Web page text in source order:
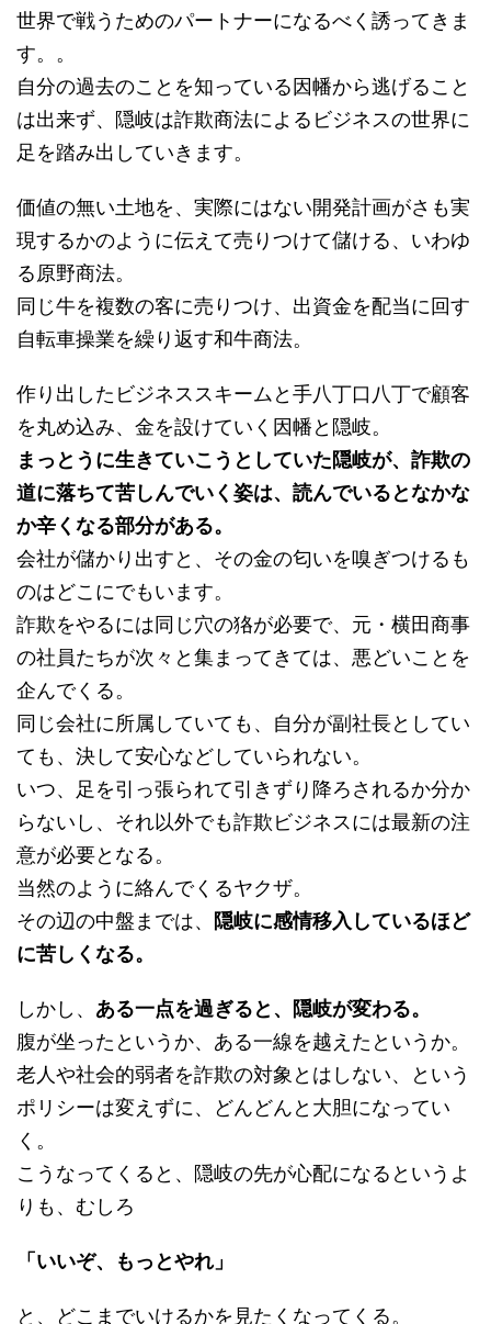
世界で戦うためのパートナーになるべく誘ってきま
す。。
自分の過去のことを知っている因幡から逃げること
は出来ず、隠岐は詐欺商法によるビジネスの世界に
足を踏み出していきます。
価値の無い土地を、実際にはない開発計画がさも実
現するかのように伝えて売りつけて儲ける、いわゆ
る原野商法。
同じ牛を複数の客に売りつけ、出資金を配当に回す
自転車操業を繰り返す和牛商法。
作り出したビジネススキームと手八丁口八丁で顧客
を丸め込み、金を設けていく因幡と隠岐。
まっとうに生きていこうとしていた隠岐が、詐欺の
道に落ちて苦しんでいく姿は、読んでいるとなかな
か辛くなる部分がある。
会社が儲かり出すと、その金の匂いを嗅ぎつけるも
のはどこにでもいます。
詐欺をやるには同じ穴の狢が必要で、元・横田商事
の社員たちが次々と集まってきては、悪どいことを
企んでくる。
同じ会社に所属していても、自分が副社長としてい
ても、決して安心などしていられない。
いつ、足を引っ張られて引きずり降ろされるか分か
らないし、それ以外でも詐欺ビジネスには最新の注
意が必要となる。
当然のように絡んでくるヤクザ。
その辺の中盤までは、 隠岐に感情移入しているほど
に苦しくなる。
しかし、 ある一点を過ぎると、隠岐が変わる。
腹が坐ったというか、ある一線を越えたというか。
老人や社会的弱者を詐欺の対象とはしない、という
ポリシーは変えずに、どんどんと大胆になってい
く。
こうなってくると、隠岐の先が心配になるというよ
りも、むしろ
「いいぞ、もっとやれ」
と、どこまでいけるかを見たくなってくる。